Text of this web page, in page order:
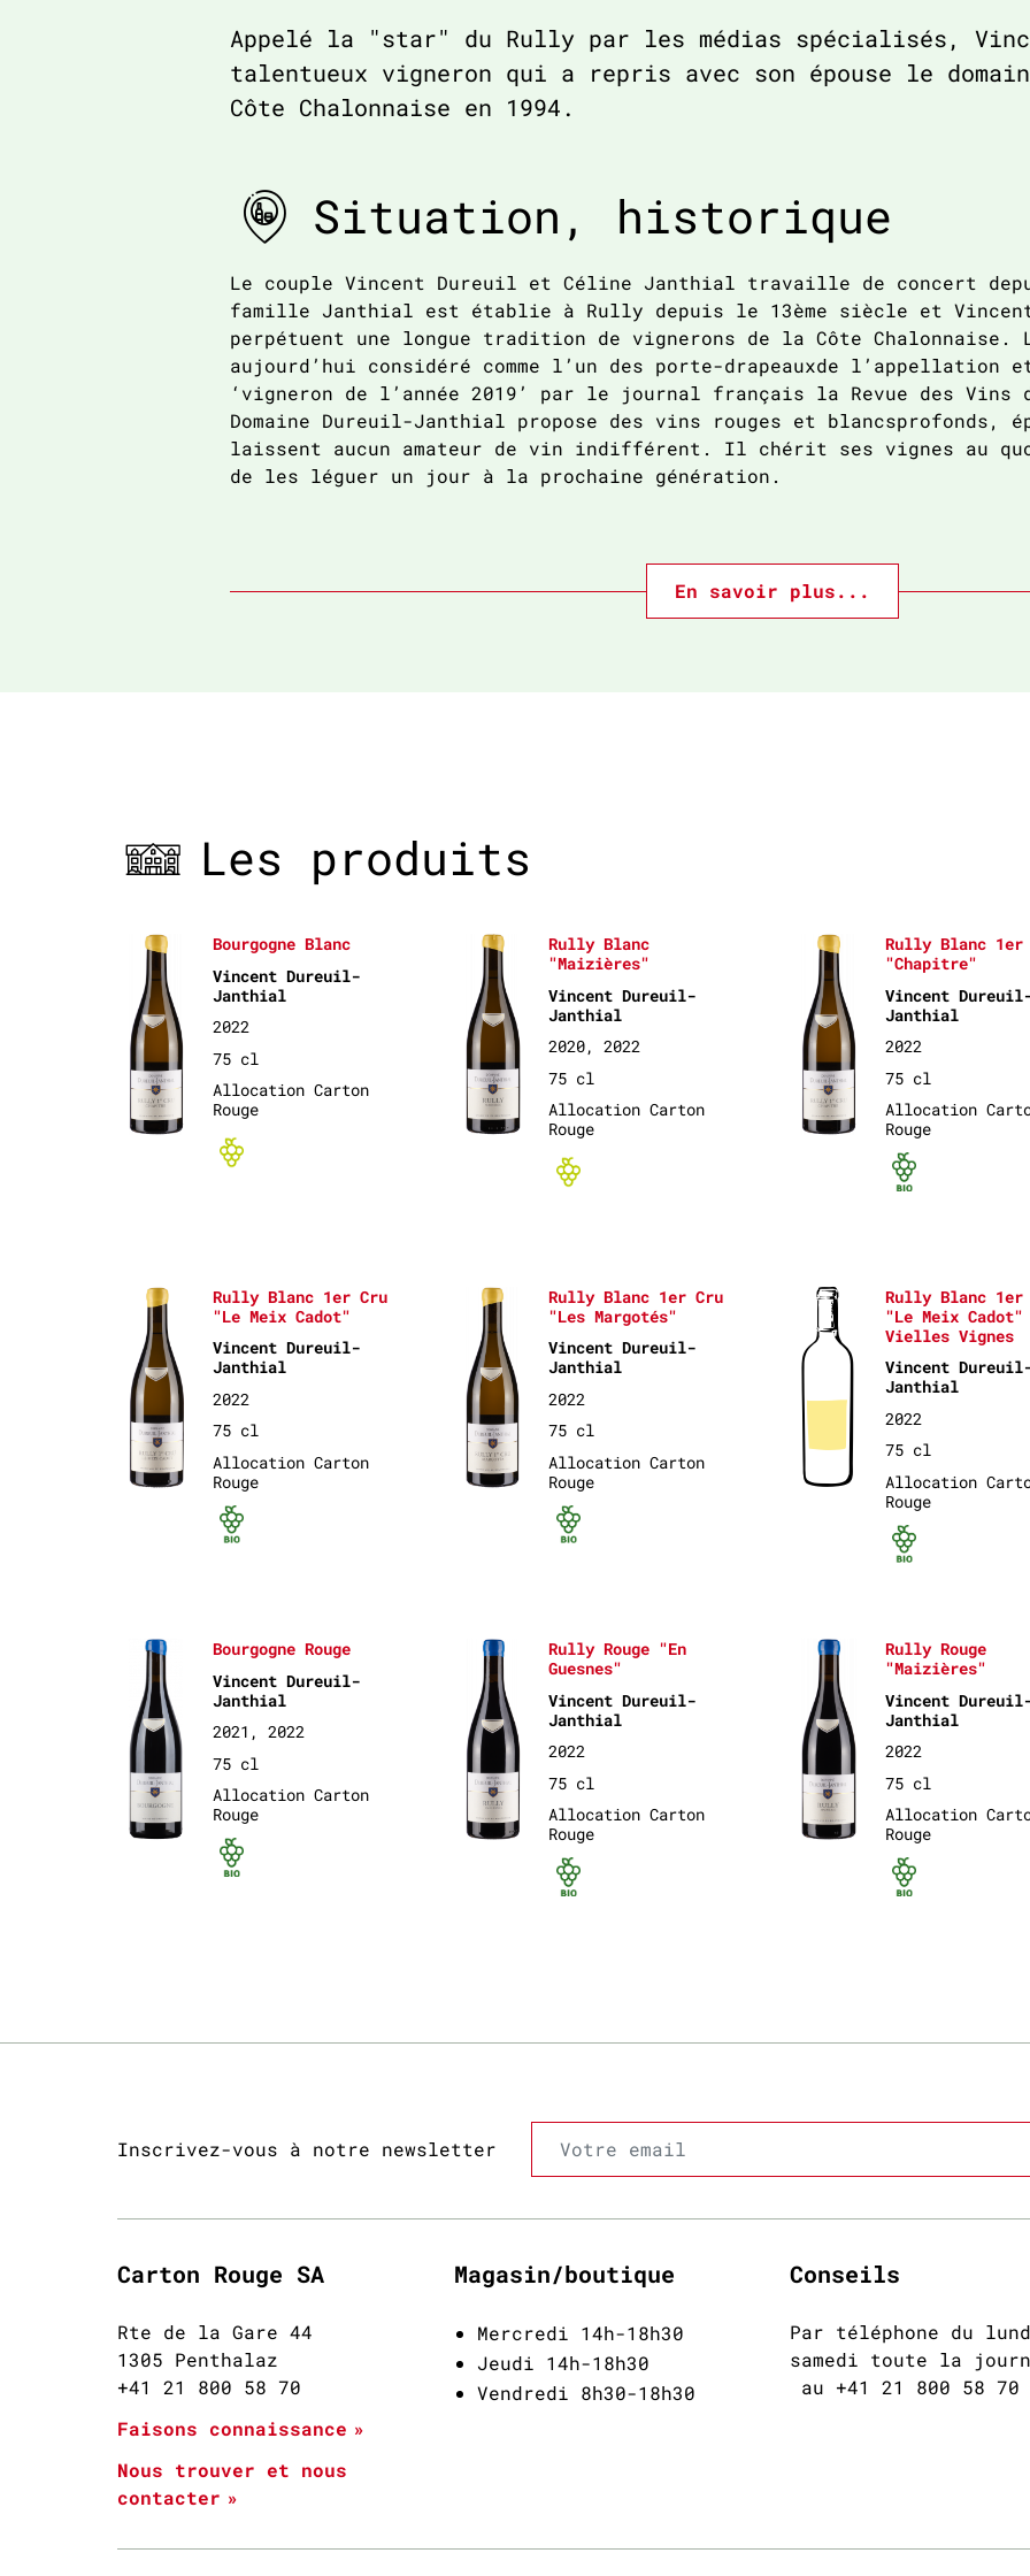
Appelé la "star" du Rully par les médias spécialisés,
talentueux vigneron qui a repris avec son épouse le
Côte Chalonnaise en 1994.
Situation, historique
Le couple Vincent Dureuil et Céline Janthial travaille de concert
famille Janthial est établie à Rully depuis le 13ème siècle et
perpétuent une longue tradition de vignerons de la Côte Chalonnaise.
aujourd’hui considéré comme l’un des porte-drapeauxde l’appellation
‘vigneron de l’année 2019’ par le journal français la Revue des Vins
Domaine Dureuil-Janthial propose des vins rouges et blancsprofonds,
laissent aucun amateur de vin indifférent. Il chérit ses vignes au
de les léguer un jour à la prochaine génération.
En savoir plus...
Les produits
Bourgogne Blanc
Vincent Dureuil-
Janthial
2022
75 cl
Allocation Carton
Rouge
Bio non-certifié
Rully Blanc
"Maizières"
Vincent Dureuil-
Janthial
2020, 2022
75 cl
Allocation Carton
Rouge
Bio non-certifié
Rully Blanc 1er
"Chapitre"
Vincent
Janthial
2022
75 cl
Allocation
Rouge
Bio
Rully Blanc 1er Cru
"Le Meix Cadot"
Vincent Dureuil-
Janthial
2022
75 cl
Allocation Carton
Rouge
Bio certifié
Rully Blanc 1er Cru
"Les Margotés"
Vincent Dureuil-
Janthial
2022
75 cl
Allocation Carton
Rouge
Bio certifié
Rully Blanc 1er
"Le Meix Cadot"
Vielles Vignes
Vincent
Janthial
2022
75 cl
Allocation
Rouge
Bio
Bourgogne Rouge
Vincent Dureuil-
Janthial
2021, 2022
75 cl
Allocation Carton
Rouge
Bio certifié
Rully Rouge "En
Guesnes"
Vincent Dureuil-
Janthial
2022
75 cl
Allocation Carton
Rouge
Bio certifié
Rully Rouge
"Maizières"
Vincent
Janthial
2022
75 cl
Allocation
Rouge
Bio
Inscrivez-vous à notre newsletter
Carton Rouge SA
Rte de la Gare 44
1305 Penthalaz
+41 21 800 58 70
Faisons connaissance
Nous trouver et nous
contacter
Magasin/boutique
Mercredi 14h-18h30
Jeudi 14h-18h30
Vendredi 8h30-18h30
Conseils
Par téléphone du
samedi toute la
au +41 21 800 58 70